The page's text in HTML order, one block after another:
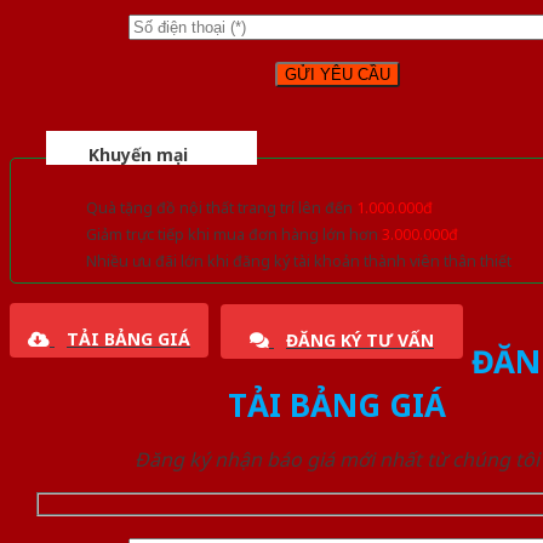
Khuyến mại
Quà tặng đồ nội thất trang trí lên đến 1.000.000đ
Giảm trực tiếp khi mua đơn hàng lớn hơn 3.000.000đ
Nhiều ưu đãi lớn khi đăng ký tài khoản thành viên thân thiết
TẢI BẢNG GIÁ ĐĂNG KÝ TƯ VẤN
TẢI BẢNG GIÁ
Đăng ký nhận báo giá mới nhất từ chúng tôi